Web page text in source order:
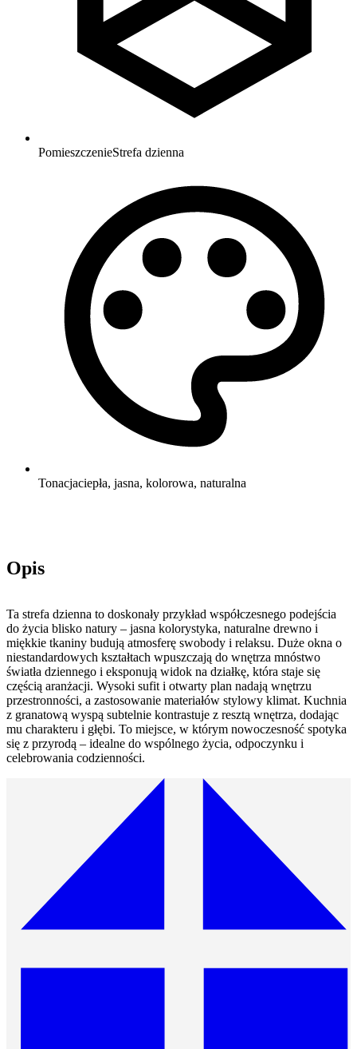
PomieszczenieStrefa dzienna
Tonacjaciepła, jasna, kolorowa, naturalna
Opis
Ta strefa dzienna to doskonały przykład współczesnego podejścia
do życia blisko natury – jasna kolorystyka, naturalne drewno i
miękkie tkaniny budują atmosferę swobody i relaksu. Duże okna o
niestandardowych kształtach wpuszczają do wnętrza mnóstwo
światła dziennego i eksponują widok na działkę, która staje się
częścią aranżacji. Wysoki sufit i otwarty plan nadają wnętrzu
przestronności, a zastosowanie materiałów stylowy klimat. Kuchnia
z granatową wyspą subtelnie kontrastuje z resztą wnętrza, dodając
mu charakteru i głębi. To miejsce, w którym nowoczesność spotyka
się z przyrodą – idealne do wspólnego życia, odpoczynku i
celebrowania codzienności.